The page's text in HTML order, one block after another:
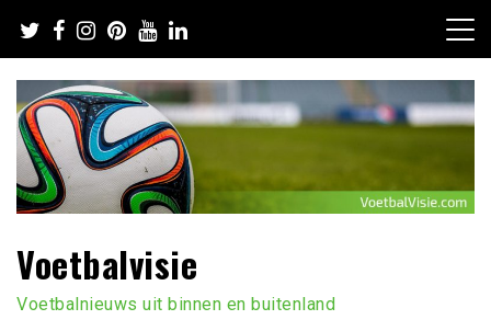
naar
de
inhoud
Voetbalvisie
Voetbalnieuws uit binnen en buitenland